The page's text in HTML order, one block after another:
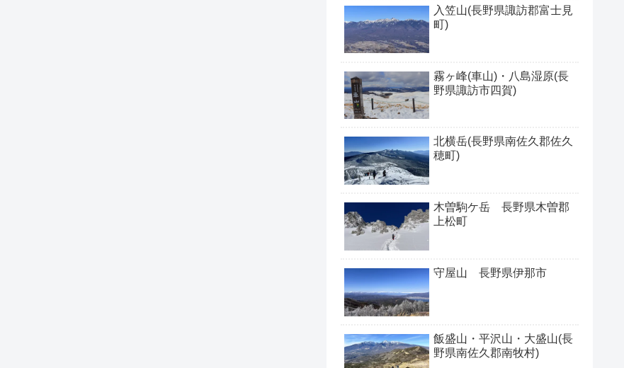
入笠山(長野県諏訪郡富士見
町)
霧ヶ峰(車山)・八島湿原(長
野県諏訪市四賀)
北横岳(長野県南佐久郡佐久
穂町)
木曽駒ケ岳 長野県木曽郡
上松町
守屋山 長野県伊那市
飯盛山・平沢山・大盛山(長
野県南佐久郡南牧村)